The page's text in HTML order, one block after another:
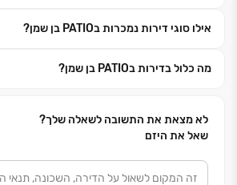
ופועלת מתוך אמונה פנימית חזקה כי
אילו סוגי דירות נמכרות בPATIO בן שמן?
מה כלול בדירות בPATIO בן שמן?
לא מצאת את התשובה לשאלה שלך?
שאל את היזם